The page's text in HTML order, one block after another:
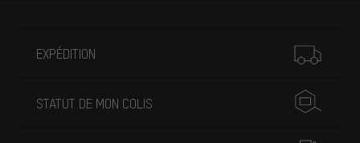
EXPÉDITION
STATUT DE MON COLIS